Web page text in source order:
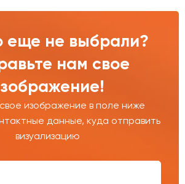
еще не выбрали?
нам свое
изображение в поле ниже
данные, куда отправить
визуализацию